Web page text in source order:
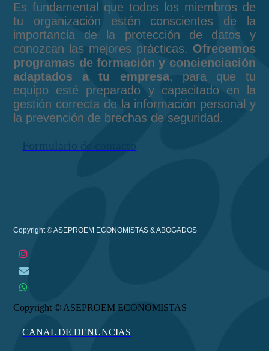
Es fundamental que todos los miembros de
tu organización estén conscientes de la
importancia de la protección de datos y
conozcan las mejores prácticas. Ofrecemos
programas de formación y concienciación
adaptados a tu empresa, para que tu
equipo esté preparado y capacitado en la
gestión correcta de la información personal y
la prevención de brechas de seguridad.
Formulario de contacto
Copyright © ASEPROEM ECONOMISTAS & ABOGADOS
Copyright © ASEPROEM ECONOMISTAS
CANAL DE DENUNCIAS